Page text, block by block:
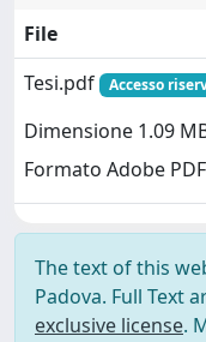
File
Tesi.pdf
Accesso
Dimensione 1.09
Formato Adobe PDF
The text of this
Padova. Full Text
exclusive license.